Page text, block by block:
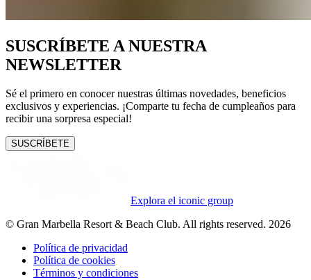
SUSCRÍBETE A NUESTRA
NEWSLETTER
Sé el primero en conocer nuestras últimas novedades, beneficios
exclusivos y experiencias. ¡Comparte tu fecha de cumpleaños para
recibir una sorpresa especial!
SUSCRÍBETE
Explora el iconic group
© Gran Marbella Resort & Beach Club. All rights reserved. 2026
Política de privacidad
Política de cookies
Términos y condiciones